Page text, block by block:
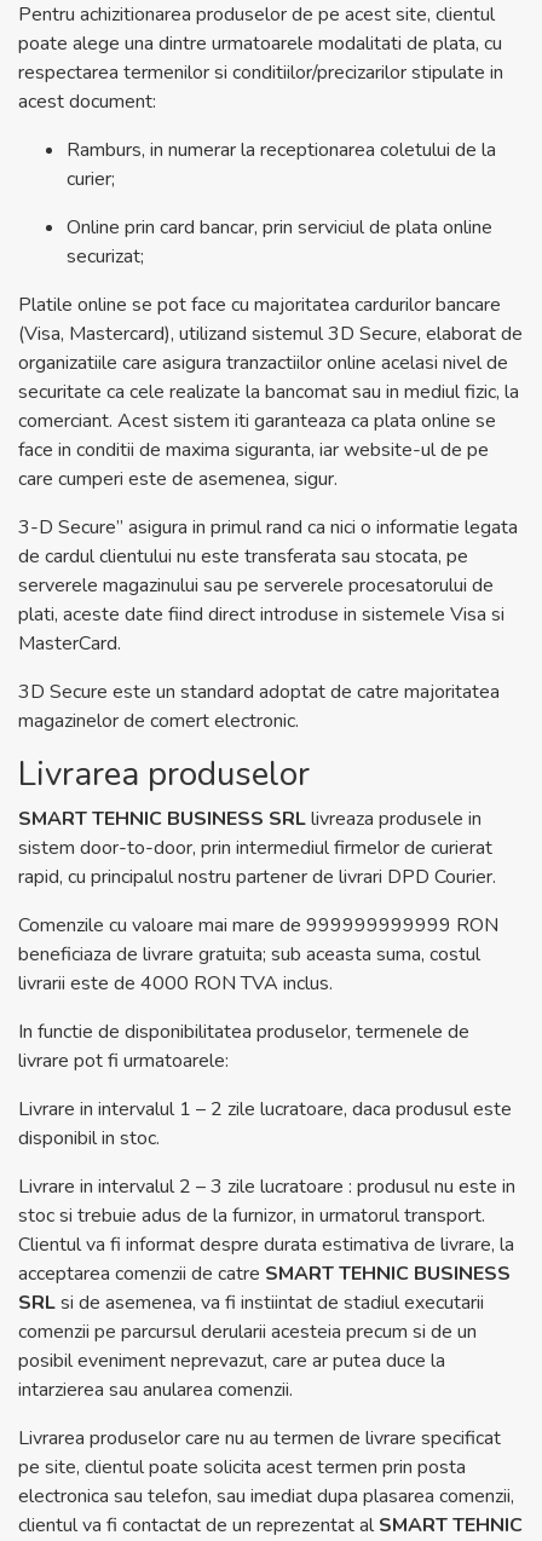
Pentru achizitionarea produselor de pe acest site, clientul
poate alege una dintre urmatoarele modalitati de plata, cu
respectarea termenilor si conditiilor/precizarilor stipulate in
acest document:
Ramburs, in numerar la receptionarea coletului de la
curier;
Online prin card bancar, prin serviciul de plata online
securizat;
Platile online se pot face cu majoritatea cardurilor bancare
(Visa, Mastercard), utilizand sistemul 3D Secure, elaborat de
organizatiile care asigura tranzactiilor online acelasi nivel de
securitate ca cele realizate la bancomat sau in mediul fizic, la
comerciant. Acest sistem iti garanteaza ca plata online se
face in conditii de maxima siguranta, iar website-ul de pe
care cumperi este de asemenea, sigur.
3-D Secure” asigura in primul rand ca nici o informatie legata
de cardul clientului nu este transferata sau stocata, pe
serverele magazinului sau pe serverele procesatorului de
plati, aceste date fiind direct introduse in sistemele Visa si
MasterCard.
3D Secure este un standard adoptat de catre majoritatea
magazinelor de comert electronic.
Livrarea produselor
SMART TEHNIC BUSINESS SRLlivreaza produsele in
sistem door-to-door, prin intermediul firmelor de curierat
rapid, cu principalul nostru partener de livrari DPD Courier.
Comenzile cu valoare mai mare de 999999999999 RON
beneficiaza de livrare gratuita; sub aceasta suma, costul
livrarii este de 4000 RON TVA inclus.
In functie de disponibilitatea produselor, termenele de
livrare pot fi urmatoarele:
Livrare in intervalul 1 – 2 zile lucratoare, daca produsul este
disponibil in stoc.
Livrare in intervalul 2 – 3 zile lucratoare : produsul nu este in
stoc si trebuie adus de la furnizor, in urmatorul transport.
Clientul va fi informat despre durata estimativa de livrare, la
acceptarea comenzii de catre SMART TEHNIC BUSINESS
SRLsi de asemenea, va fi instiintat de stadiul executarii
comenzii pe parcursul derularii acesteia precum si de un
posibil eveniment neprevazut, care ar putea duce la
intarzierea sau anularea comenzii.
Livrarea produselor care nu au termen de livrare specificat
pe site, clientul poate solicita acest termen prin posta
electronica sau telefon, sau imediat dupa plasarea comenzii,
clientul va fi contactat de un reprezentat alSMART TEHNIC